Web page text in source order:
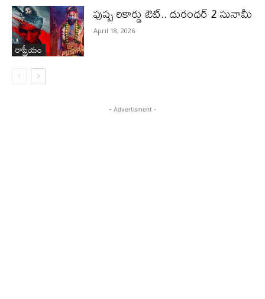
రాష్ట్రీయం
పుష్ప రికార్డు ఔట్‌.. దురంధ‌ర్ 2 సునామీ
April 18, 2026
- Advertisment -